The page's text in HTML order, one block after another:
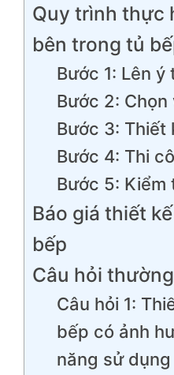
Quy trình thực
bên trong tủ
Bước 1: Lên
Bước 2: Chọn
Bước 3: Thiết
Bước 4: Thi
Bước 5: Kiểm
Báo giá thiết
bếp
Câu hỏi
Câu hỏi 1:
bếp có ảnh
năng sử